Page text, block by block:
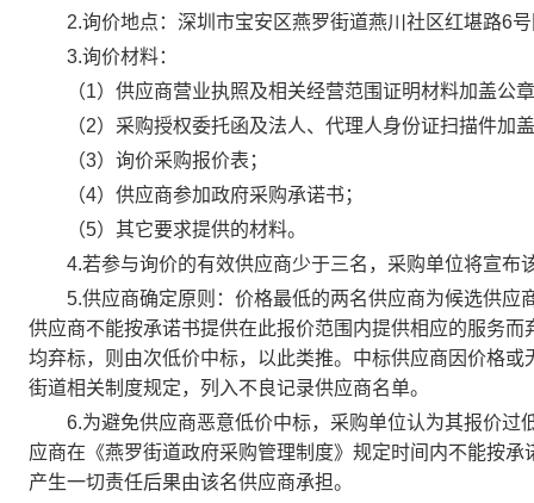
2.询价地点：深圳市宝安区燕罗街道燕川社区红堪路6号
3.询价材料：
（1）供应商营业执照及相关经营范围证明材料加盖公
（2）采购授权委托函及法人、代理人身份证扫描件加
（3）询价采购报价表；
（4）供应商参加政府采购承诺书；
（5）其它要求提供的材料。
4.若参与询价的有效供应商少于三名，采购单位将宣布
5.供应商确定原则：价格最低的两名供应商为候选供应
供应商不能按承诺书提供在此报价范围内提供相应的服务
均弃标，则由次低价中标，以此类推。中标供应商因价格
街道相关制度规定，列入不良记录供应商名单。
6.为避免供应商恶意低价中标，采购单位认为其报价过
应商在《燕罗街道政府采购管理制度》规定时间内不能按
产生一切责任后果由该名供应商承担。